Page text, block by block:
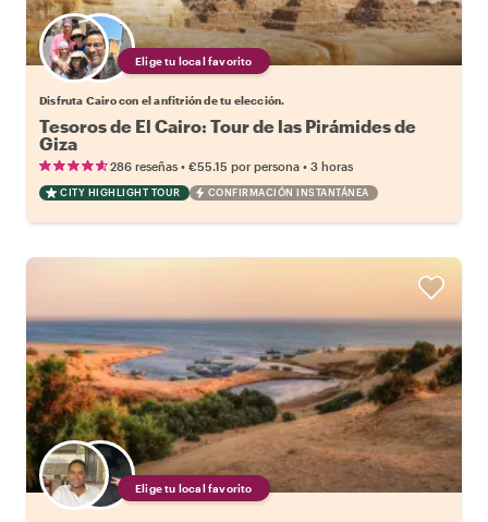
Elige tu local favorito
Disfruta Cairo con el anfitrión de tu elección.
Tesoros de El Cairo: Tour de las Pirámides de
Giza
286 reseñas • €55.15 por persona • 3 horas
CITY HIGHLIGHT TOUR CONFIRMACIÓN INSTANTÁNEA
Elige tu local favorito